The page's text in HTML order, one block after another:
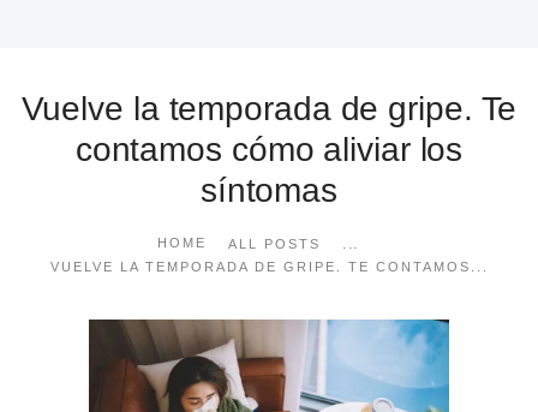
Vuelve la temporada de gripe. Te
contamos cómo aliviar los
síntomas
HOME ALL POSTS ...
VUELVE LA TEMPORADA DE GRIPE. TE CONTAMOS...